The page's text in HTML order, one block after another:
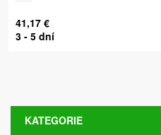
41,17 €
3 - 5 dní
KATEGORIE